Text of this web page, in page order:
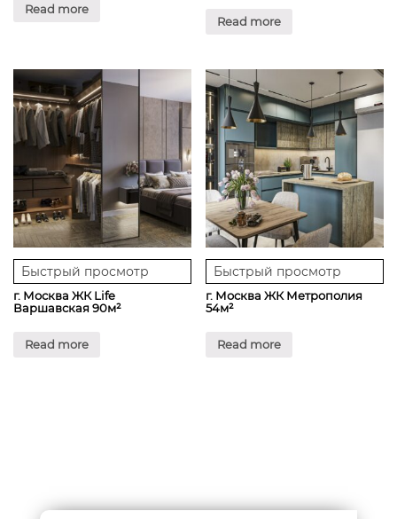
Read more
Read more
Быстрый просмотр
г. Москва ЖК Life
Варшавская 90м²
Read more
Быстрый просмотр
г. Москва ЖК Метрополия
54м²
Read more